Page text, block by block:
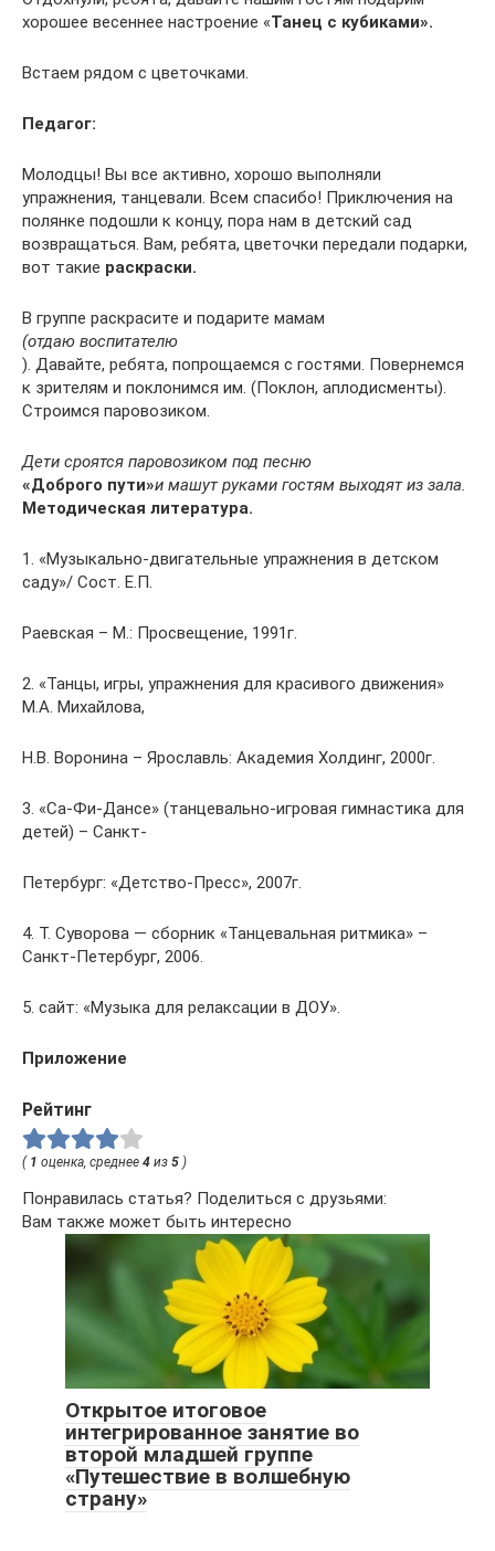
хорошее весеннее настроение «Танец с кубиками».
Встаем рядом с цветочками.
Педагог:
Молодцы! Вы все активно, хорошо выполняли
упражнения, танцевали. Всем спасибо! Приключения на
полянке подошли к концу, пора нам в детский сад
возвращаться. Вам, ребята, цветочки передали подарки,
вот такие раскраски.
В группе раскрасите и подарите мамам
(отдаю воспитателю
). Давайте, ребята, попрощаемся с гостями. Повернемся
к зрителям и поклонимся им. (Поклон, аплодисменты).
Строимся паровозиком.
Дети сроятся паровозиком под песню
«Доброго пути»и машут руками гостям выходят из зала.
Методическая литература.
1. «Музыкально-двигательные упражнения в детском
саду»/ Сост. Е.П.
Раевская – М.: Просвещение, 1991г.
2. «Танцы, игры, упражнения для красивого движения»
М.А. Михайлова,
Н.В. Воронина – Ярославль: Академия Холдинг, 2000г.
3. «Са-Фи-Дансе» (танцевально-игровая гимнастика для
детей) – Санкт-
Петербург: «Детство-Пресс», 2007г.
4. Т. Суворова — сборник «Танцевальная ритмика» –
Санкт-Петербург, 2006.
5. сайт: «Музыка для релаксации в ДОУ».
Приложение
Рейтинг
( 1 оценка, среднее 4 из 5 )
Понравилась статья? Поделиться с друзьями:
Вам также может быть интересно
Открытое итоговое
интегрированное занятие во
второй младшей группе
«Путешествие в волшебную
страну»